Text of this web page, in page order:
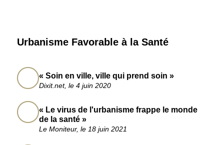
Urbanisme Favorable à la Santé
« Soin en ville, ville qui prend soin »
Dixit.net, le 4 juin 2020
« Le virus de l'urbanisme frappe le monde
de la santé »
Le Moniteur, le 18 juin 2021